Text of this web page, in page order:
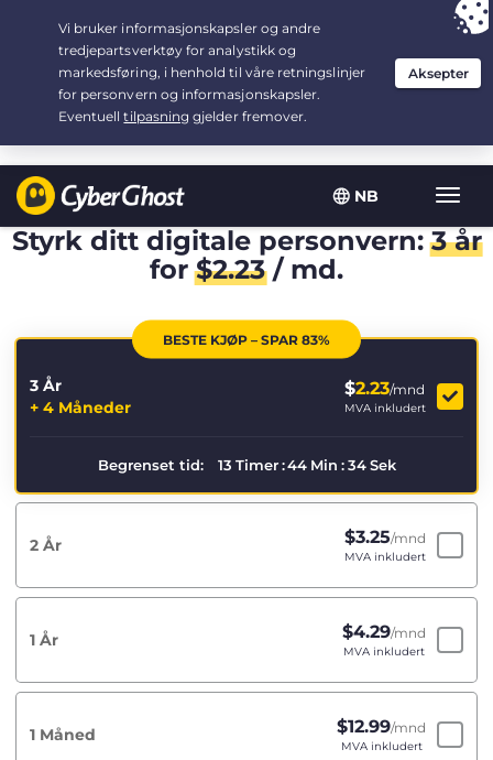
NB
Vis/
Your choice: The Best Dealfor 3.3333333333333-years at $
/month
Styrk ditt digitale personvern:3 år
for$2.23/ md.
BESTE KJØP – SPAR 83%
3 År
+ 4 Måneder
$2.23/mnd
MVA inkludert
Begrenset tid: 13 Timer :44 Min : 34 Sek
2 År $3.25/mnd
MVA inkludert
1 År $4.29/mnd
MVA inkludert
1 Måned $12.99/mnd
MVA inkludert